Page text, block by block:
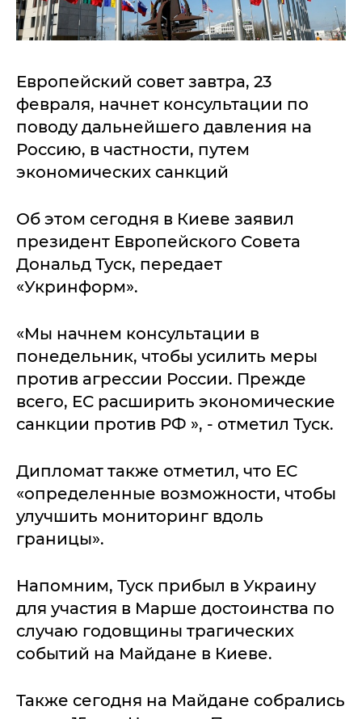
Европейский совет завтра, 23
февраля, начнет консультации по
поводу дальнейшего давления на
Россию, в частности, путем
экономических санкций
Об этом сегодня в Киеве заявил
президент Европейского Совета
Дональд Туск, передает
«Укринформ».
«Мы начнем консультации в
понедельник, чтобы усилить меры
против агрессии России. Прежде
всего, ЕС расширить экономические
санкции против РФ », - отметил Туск.
Дипломат также отметил, что ЕС
«определенные возможности, чтобы
улучшить мониторинг вдоль
границы».
Напомним, Туск прибыл в Украину
для участия в Марше достоинства по
случаю годовщины трагических
событий на Майдане в Киеве.
Также сегодня на Майдане собрались